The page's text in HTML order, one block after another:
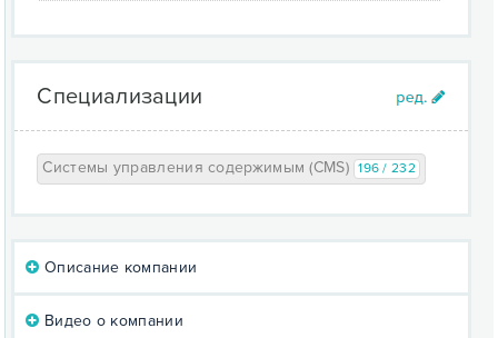
Специализации
Системы управления содержимым (CMS) 196 / 232
Описание компании
Видео о компании